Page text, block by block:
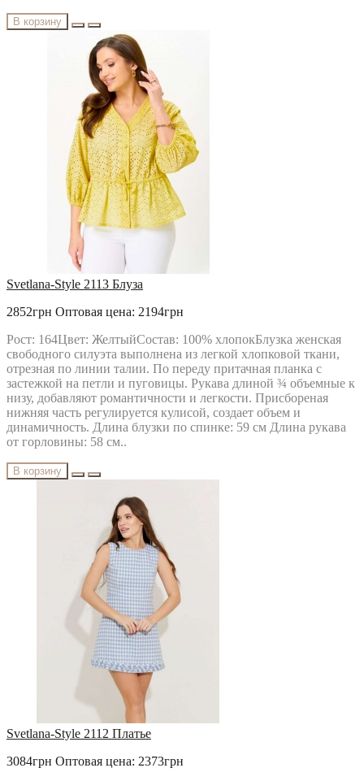
В корзину
Svetlana-Style 2113 Блуза
2852грн Оптовая цена: 2194грн
Рост: 164Цвет: ЖелтыйСостав: 100% хлопокБлузка женская
свободного силуэта выполнена из легкой хлопковой ткани,
отрезная по линии талии. По переду притачная планка с
застежкой на петли и пуговицы. Рукава длиной ¾ объемные к
низу, добавляют романтичности и легкости. Присбореная
нижняя часть регулируется кулисой, создает объем и
динамичность. Длина блузки по спинке: 59 см Длина рукава
от горловины: 58 см..
В корзину
Svetlana-Style 2112 Платье
3084грн Оптовая цена: 2373грн